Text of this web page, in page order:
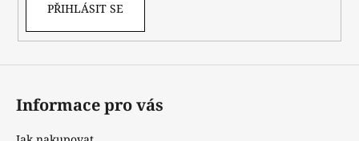
PŘIHLÁSIT SE
Informace pro vás